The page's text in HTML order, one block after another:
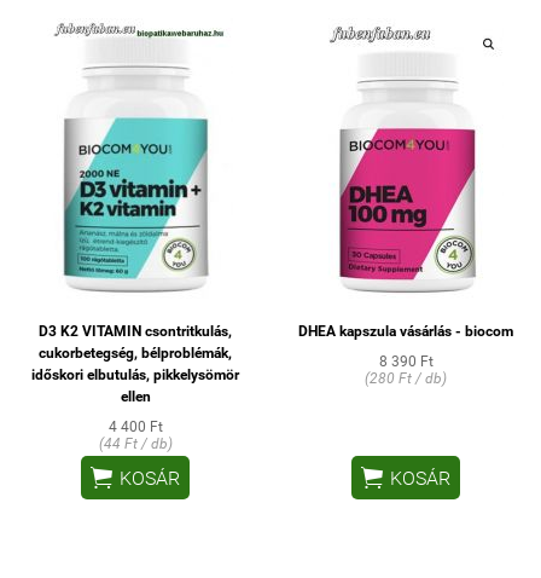
D3 K2 VITAMIN csontritkulás,
cukorbetegség, bélproblémák,
időskori elbutulás, pikkelysömör
ellen
4 400 Ft
(44 Ft / db)
 KOSÁR
DHEA kapszula vásárlás - biocom
8 390 Ft
(280 Ft / db)
 KOSÁR